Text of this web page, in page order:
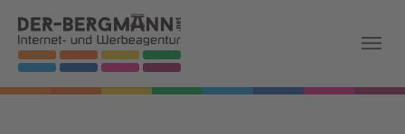
Skip to main navigation
Zum Hauptinhalt springen
Skip to page footer